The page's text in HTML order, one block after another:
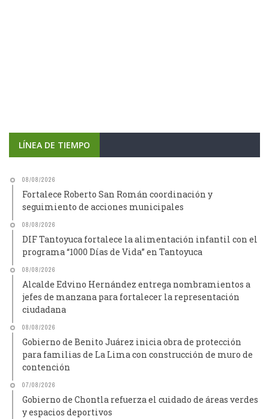
LÍNEA DE TIEMPO
08/08/2026
Fortalece Roberto San Román coordinación y
seguimiento de acciones municipales
08/08/2026
DIF Tantoyuca fortalece la alimentación infantil con el
programa “1000 Días de Vida” en Tantoyuca
08/08/2026
Alcalde Edvino Hernández entrega nombramientos a
jefes de manzana para fortalecer la representación
ciudadana
08/08/2026
Gobierno de Benito Juárez inicia obra de protección
para familias de La Lima con construcción de muro de
contención
07/08/2026
Gobierno de Chontla refuerza el cuidado de áreas verdes
y espacios deportivos